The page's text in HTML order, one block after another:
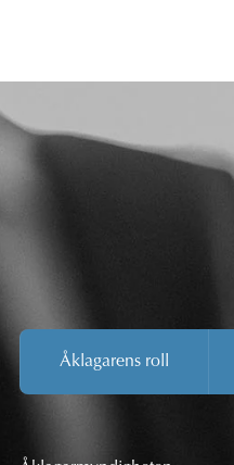
Åklagarens roll